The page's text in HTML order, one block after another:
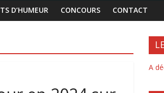
D’HUMEUR CONCOURS CONTACT
A